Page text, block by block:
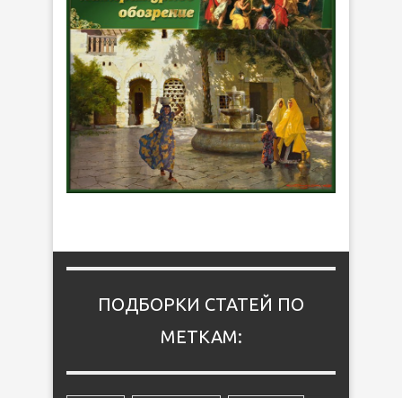
ПОДБОРКИ СТАТЕЙ ПО
МЕТКАМ: